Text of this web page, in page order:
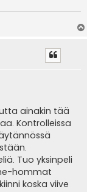
ainakin tää
Kontrolleissa
Tuo yksinpeli
hommat
koska viive